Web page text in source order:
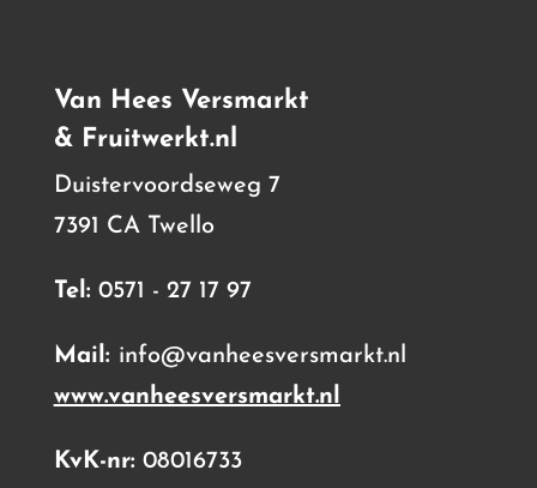
Van Hees Versmarkt
& Fruitwerkt.nl
Duistervoordseweg 7
7391 CA Twello
Tel: 0571 - 27 17 97
Mail: info@vanheesversmarkt.nl
www.vanheesversmarkt.nl
KvK-nr: 08016733